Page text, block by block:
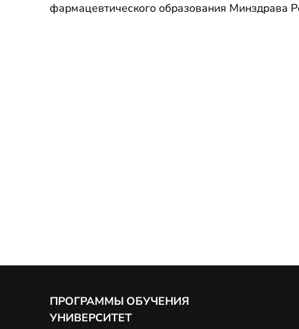
фармацевтического образования Минздрава
ПРОГРАММЫ ОБУЧЕНИЯ
УНИВЕРСИТЕТ